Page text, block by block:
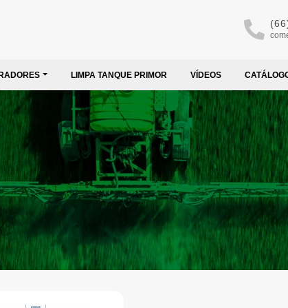
LIMPA TANQUE PRIMOR VÍDEOS